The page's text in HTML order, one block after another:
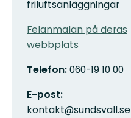
friluftsanläggningar
Felanmälan på deras
webbplats
Telefon:060-19 10 00
E-post:
kontakt@sundsvall.se